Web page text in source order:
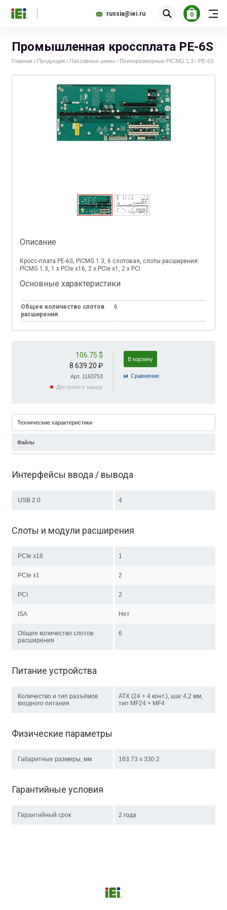
russia@iei.ru 0
Промышленная кроссплата PE-6S
Главная / Продукция / Пассивные шины / Полноразмерные PICMG 1.3 / PE-6S
Описание
Кросс-плата PE-6S, PICMG 1.3, 6 слотовая, слоты расширения:
PICMG 1.3, 1 х PCIe x16, 2 х PCIe x1, 2 х PCI
Основные характеристики
Общее количество слотов
расширения
6
106.75 $
8 639.20 ₽
Арт. 1163753
Доступно к заказу
В корзину
Cравнение
Технические характеристики
Файлы
Интерфейсы ввода / вывода
USB 2.0 4
Слоты и модули расширения
PCIe x16 1
PCIe x1 2
PCI 2
ISA Нет
Общее количество слотов
расширения
6
Питание устройства
Количество и тип разъёмов
входного питания
ATX (24 + 4 конт.), шаг 4,2 мм,
тип MF24 + MF4
Физические параметры
Габаритные размеры, мм 163.73 x 330.2
Гарантийные условия
Гарантийный срок 2 года